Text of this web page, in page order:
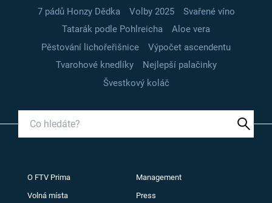
7 pádů Honzy Dědka
Volby 2025
Svařené víno
Tatarák podle Pohlreicha
Aloe vera
Pěstování lichořeřišnice
Výpočet ascendentu
Tvarohové knedlíky
Nejlepší palačinky
Švestkový koláč
O FTV Prima Management
Volná místa Press